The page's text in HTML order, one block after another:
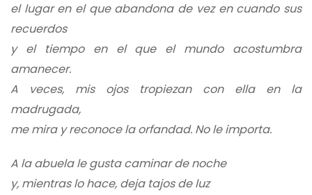
el lugar en el que abandona de vez en cuando sus
recuerdos
y el tiempo en el que el mundo acostumbra
amanecer.
A veces, mis ojos tropiezan con ella en la
madrugada,
me mira y reconoce la orfandad. No le importa.
A la abuela le gusta caminar de noche
y, mientras lo hace, deja tajos de luz